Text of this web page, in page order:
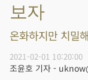
보자
온화하지만 치밀
2021-02-01 10:20:00
조윤호 기자 -